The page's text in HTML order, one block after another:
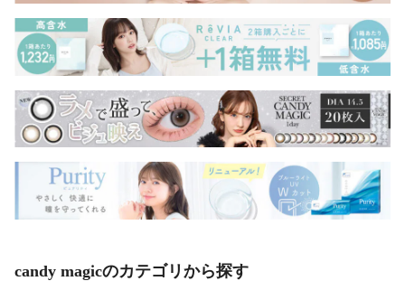
candy magicのカテゴリから探す